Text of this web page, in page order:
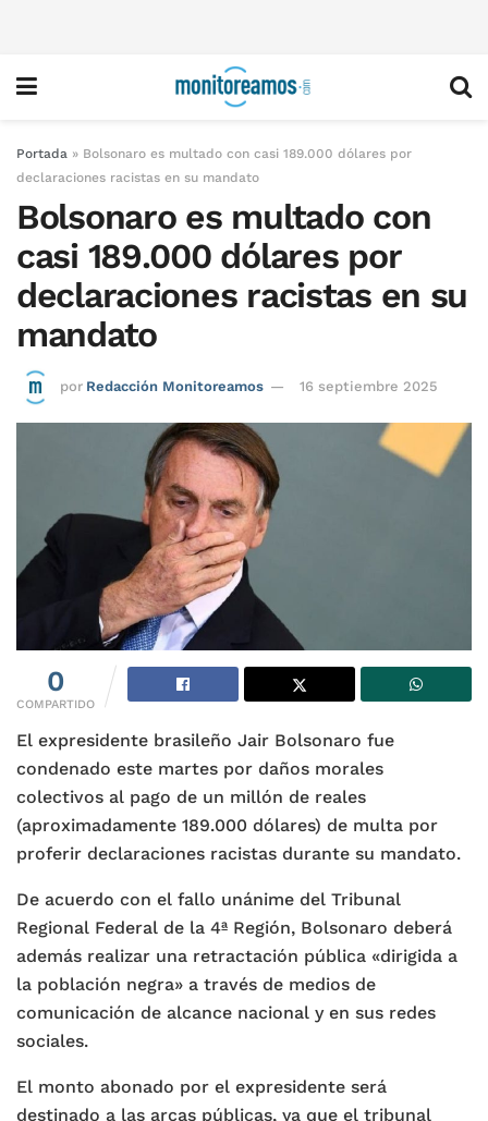
Portada » Bolsonaro es multado con casi 189.000 dólares por
declaraciones racistas en su mandato
Bolsonaro es multado con
casi 189.000 dólares por
declaraciones racistas en su
mandato
por Redacción Monitoreamos 16 septiembre 2025
0
COMPARTIDO
El expresidente brasileño Jair Bolsonaro fue
condenado este martes por daños morales
colectivos al pago de un millón de reales
(aproximadamente 189.000 dólares) de multa por
proferir declaraciones racistas durante su mandato.
De acuerdo con el fallo unánime del Tribunal
Regional Federal de la 4ª Región, Bolsonaro deberá
además realizar una retractación pública «dirigida a
la población negra» a través de medios de
comunicación de alcance nacional y en sus redes
sociales.
El monto abonado por el expresidente será
destinado a las arcas públicas, ya que el tribunal